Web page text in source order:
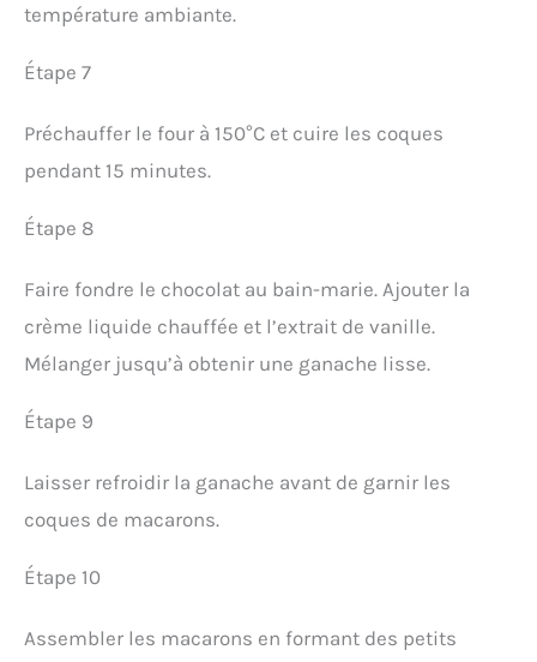
température ambiante.
Étape 7
Préchauffer le four à 150°C et cuire les coques
pendant 15 minutes.
Étape 8
Faire fondre le chocolat au bain-marie. Ajouter la
crème liquide chauffée et l’extrait de vanille.
Mélanger jusqu’à obtenir une ganache lisse.
Étape 9
Laisser refroidir la ganache avant de garnir les
coques de macarons.
Étape 10
Assembler les macarons en formant des petits